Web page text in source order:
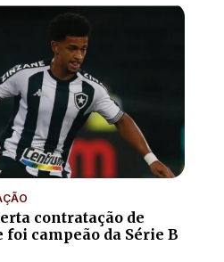
contratação de
campeão da Série B